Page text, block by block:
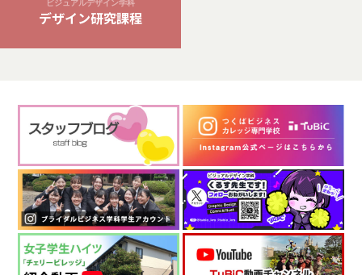
ビジュアルデザイン学科
デザイン研究課程